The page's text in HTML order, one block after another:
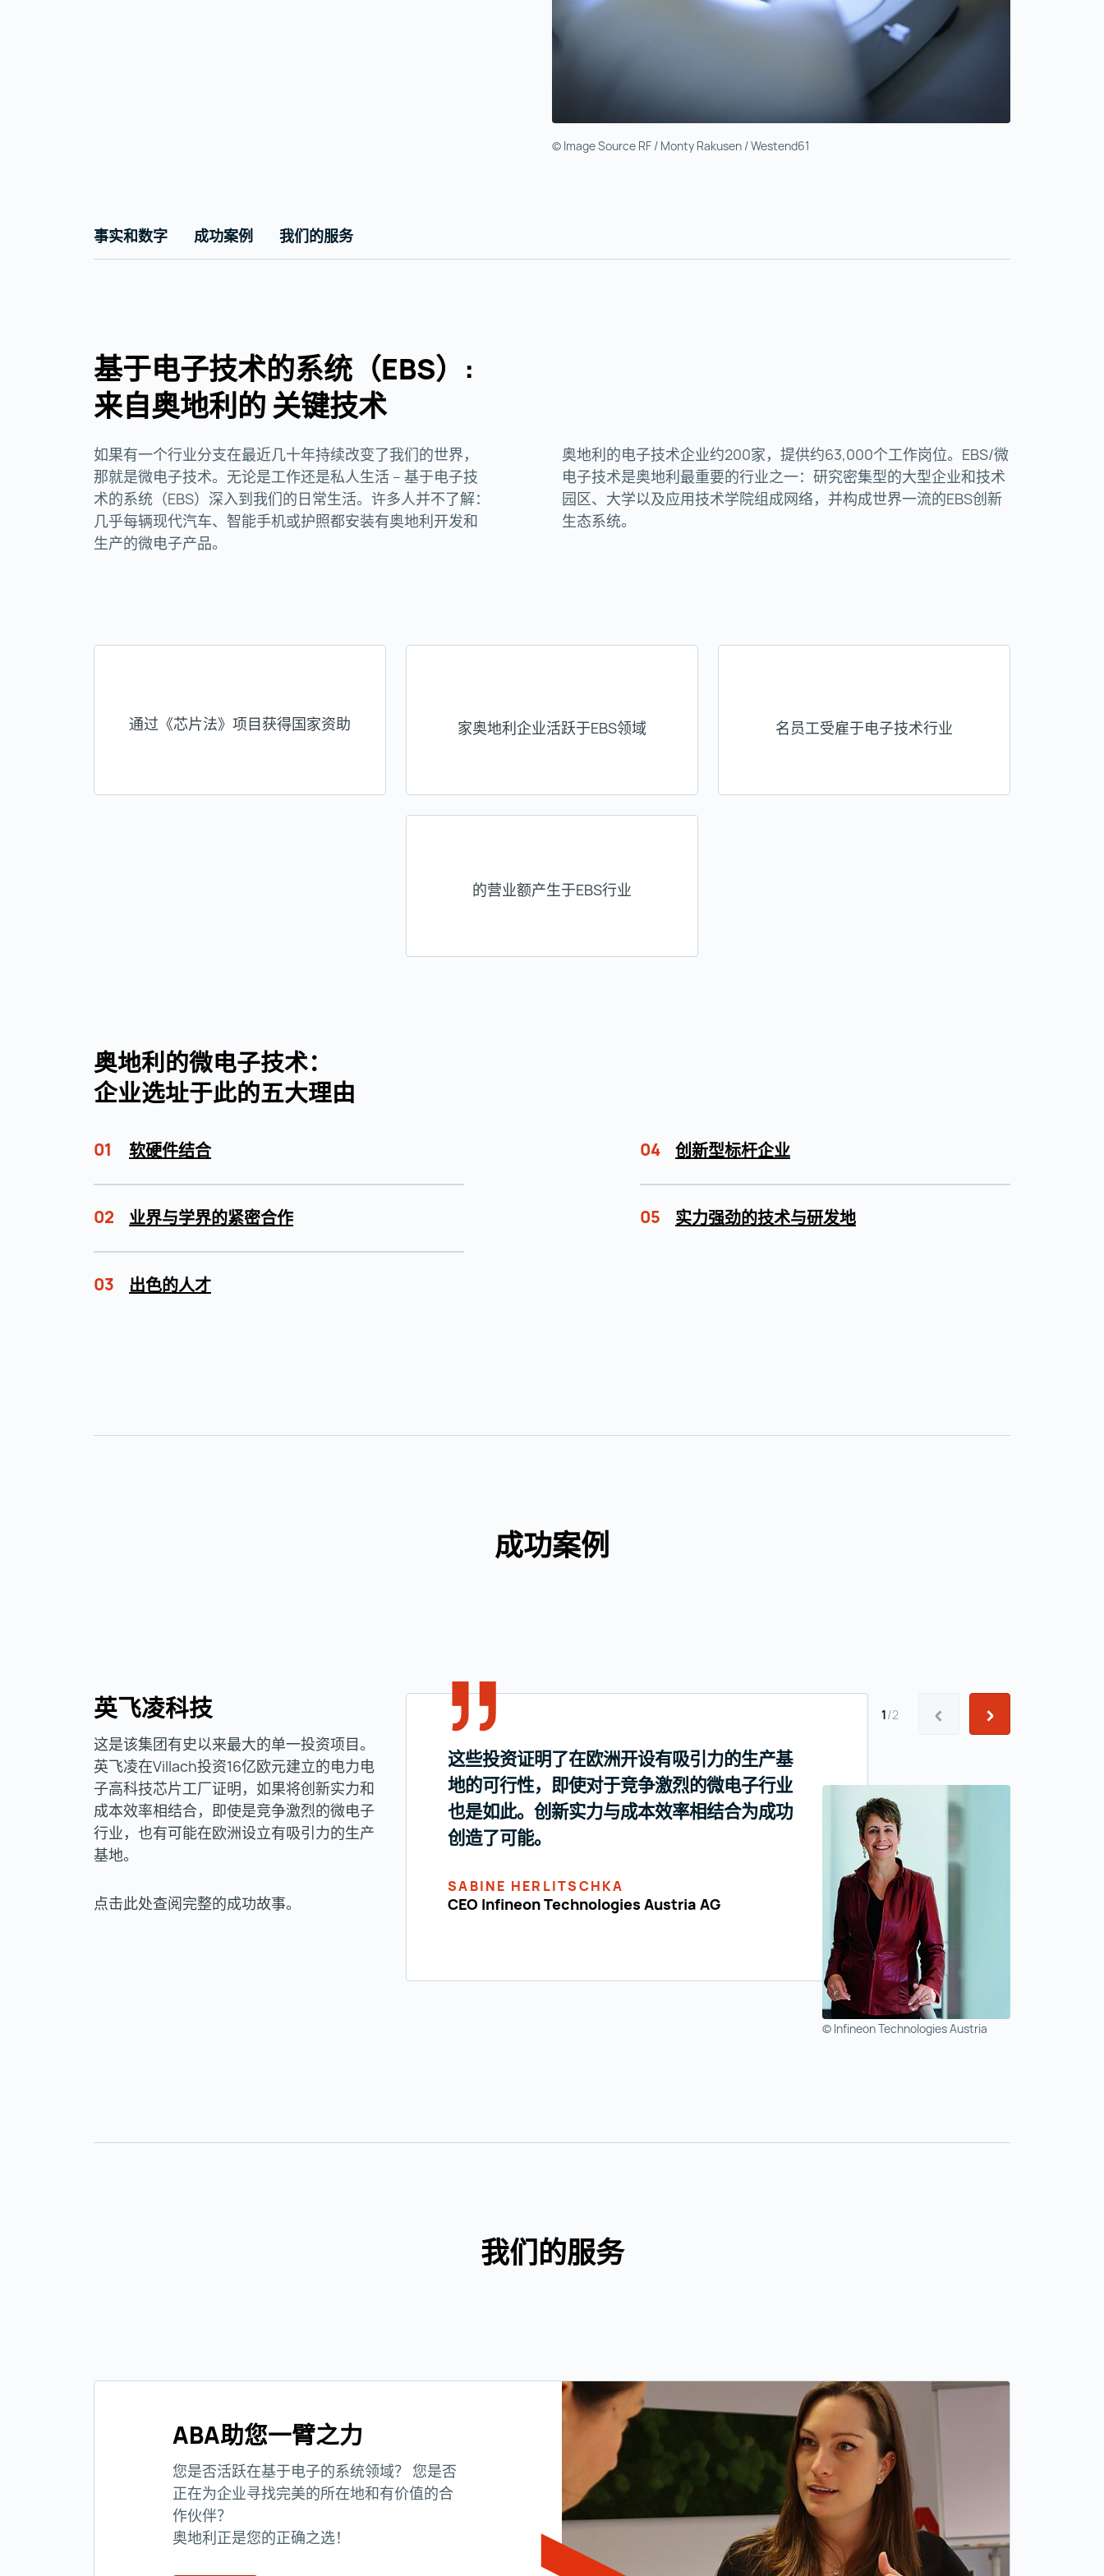
© Image Source RF / Monty Rakusen / Westend61
事实和数字 成功案例 我们的服务
基于电子技术的系统（EBS）:
来自奥地利的 关键技术
如果有一个行业分支在最近几十年持续改变了我们的世界，
那就是微电子技术。无论是工作还是私人生活 – 基于电子技
术的系统（EBS）深入到我们的日常生活。许多人并不了解：
几乎每辆现代汽车、智能手机或护照都安装有奥地利开发和
生产的微电子产品。
奥地利的电子技术企业约200家，提供约63,000个工作岗位。EBS/微
电子技术是奥地利最重要的行业之一：研究密集型的大型企业和技术
园区、大学以及应用技术学院组成网络，并构成世界一流的EBS创新
生态系统。
通过《芯片法》项目获得国家资助 家奥地利企业活跃于EBS领域 名员工受雇于电子技术行业
的营业额产生于EBS行业
奥地利的微电子技术：
企业选址于此的五大理由
01 软硬件结合
02 业界与学界的紧密合作
03 出色的人才
04 创新型标杆企业
05 实力强劲的技术与研发地
成功案例
英飞凌科技
这是该集团有史以来最大的单一投资项目。
英飞凌在Villach投资16亿欧元建立的电力电
子高科技芯片工厂证明，如果将创新实力和
成本效率相结合，即使是竞争激烈的微电子
行业，也有可能在欧洲设立有吸引力的生产
基地。
点击此处查阅完整的成功故事。
这些投资证明了在欧洲开设有吸引力的生产基
地的可行性，即使对于竞争激烈的微电子行业
也是如此。创新实力与成本效率相结合为成功
创造了可能。
SABINE HERLITSCHKA
CEO Infineon Technologies Austria AG
© Infineon Technologies Austria
1/2 上一个 下一个
我们的服务
ABA助您一臂之力
您是否活跃在基于电子的系统领域？ 您是否
正在为企业寻找完美的所在地和有价值的合
作伙伴？
奥地利正是您的正确之选！